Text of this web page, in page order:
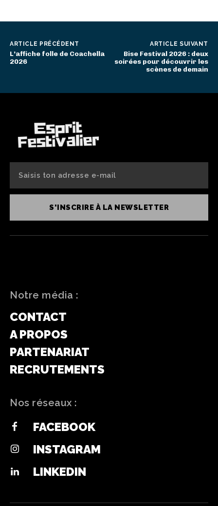
ARTICLE PRÉCÉDENT
L’affiche folle de Coachella
2026
ARTICLE SUIVANT
Bise Festival 2026 : deux
soirées pour découvrir les
scènes de demain
S'INSCRIRE À LA NEWSLETTER
Notre média :
CONTACT
A PROPOS
PARTENARIAT
RECRUTEMENTS
Nos réseaux :
FACEBOOK
INSTAGRAM
LINKEDIN